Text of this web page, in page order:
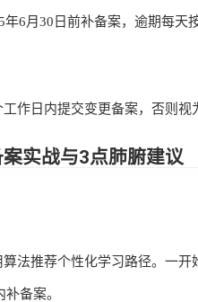
6月30日前补备案，逾期每天
日内提交变更备案，否则视
实战与3点肺腑建议
推荐个性化学习路径。一开
备案。